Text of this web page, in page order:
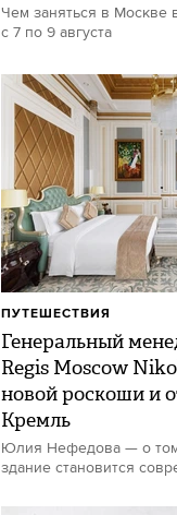
Чем заняться в Москве
с 7 по 9 августа
Генеральный
Regis Moscow
новой роскоши и
Кремль
Юлия Нефедова — о
здание становится
ПУТЕШЕСТВИЯ